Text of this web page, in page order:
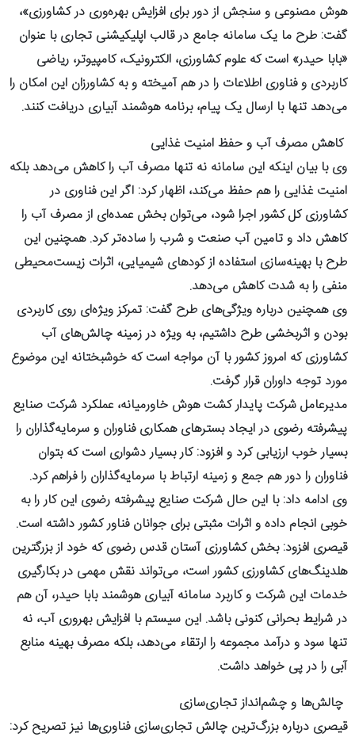
هوش مصنوعی و سنجش از دور برای افزایش بهره‌وری در کشاورزی»،
گفت: طرح ما یک سامانه جامع در قالب اپلیکیشنی تجاری با عنوان
«بابا حیدر» است که علوم کشاورزی، الکترونیک، کامپیوتر، ریاضی
کاربردی و فناوری اطلاعات را در هم آمیخته و به کشاورزان این امکان را
می‌دهد تنها با ارسال یک پیام، برنامه هوشمند آبیاری دریافت کنند.
کاهش مصرف آب و حفظ امنیت غذایی
وی با بیان اینکه این سامانه نه تنها مصرف آب را کاهش می‌دهد بلکه
امنیت غذایی را هم حفظ می‌کند، اظهار کرد: اگر این فناوری در
کشاورزی کل کشور اجرا شود، می‌توان بخش عمده‌ای از مصرف آب را
کاهش داد و تامین آب صنعت و شرب را ساده‌تر کرد. همچنین این
طرح با بهینه‌سازی استفاده از کودهای شیمیایی، اثرات زیست‌محیطی
منفی را به شدت کاهش می‌دهد.
وی همچنین درباره ویژگی‌های طرح گفت: تمرکز ویژه‌ای روی کاربردی
بودن و اثربخشی طرح داشتیم، به ویژه در زمینه چالش‌های آب
کشاورزی که امروز کشور با آن مواجه است که خوشبختانه این موضوع
مورد توجه داوران قرار گرفت.
مدیرعامل شرکت پایدار کشت هوش خاورمیانه، عملکرد شرکت صنایع
پیشرفته رضوی در ایجاد بسترهای همکاری فناوران و سرمایه‌گذاران را
بسیار خوب ارزیابی کرد و افزود: کار بسیار دشواری است که بتوان
فناوران را دور هم جمع و زمینه ارتباط با سرمایه‌گذاران را فراهم کرد.
وی ادامه داد: با این حال شرکت صنایع پیشرفته رضوی این کار را به
خوبی انجام داده و اثرات مثبتی برای جوانان فناور کشور داشته است.
قیصری افزود: بخش کشاورزی آستان قدس رضوی که خود از بزرگترین
هلدینگ‌های کشاورزی کشور است، می‌تواند نقش مهمی در بکارگیری
خدمات این شرکت و کاربرد سامانه آبیاری هوشمند بابا حیدر، آن هم
در شرایط بحرانی کنونی باشد. این سیستم با افزایش بهروری آب، نه
تنها سود و درآمد مجموعه را ارتقاء می‌دهد، بلکه مصرف بهینه منابع
آبی را در پی خواهد داشت.
چالش‌ها و چشم‌انداز تجاری‌سازی
قیصری درباره بزرگ‌ترین چالش تجاری‌سازی فناوری‌ها نیز تصریح کرد: